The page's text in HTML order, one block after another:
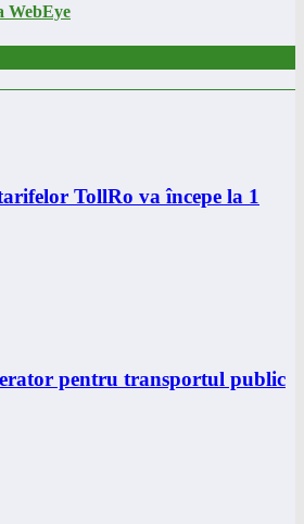
WebEye
TollRo va începe la 1
pentru transportul public